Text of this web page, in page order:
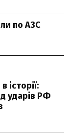
по АЗС
історії:
ударів РФ